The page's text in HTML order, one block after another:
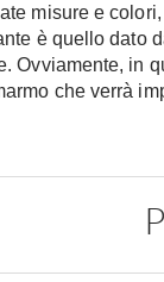
misure e
è quello dato
Ovviamente, in
che verrà